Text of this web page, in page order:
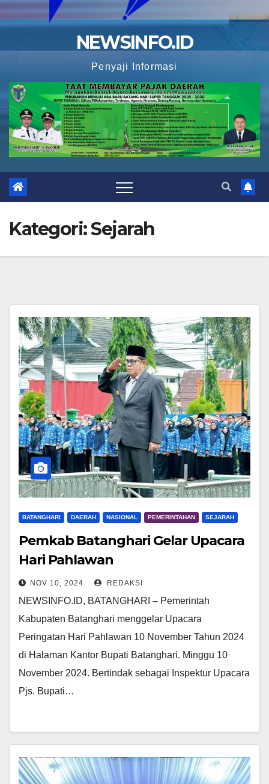
NEWSINFO.ID
Penyaji Informasi
Kategori:Sejarah
BATANGHARI DAERAH NASIONAL PEMERINTAHAN SEJARAH
Pemkab Batanghari Gelar Upacara
Hari Pahlawan
NOV 10, 2024 REDAKSI
NEWSINFO.ID, BATANGHARI – Pemerintah
Kabupaten Batanghari menggelar Upacara
Peringatan Hari Pahlawan 10 November Tahun 2024
di Halaman Kantor Bupati Batanghari. Minggu 10
November 2024. Bertindak sebagai Inspektur Upacara
Pjs. Bupati…